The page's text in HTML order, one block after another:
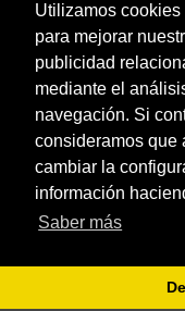
Utilizamos
para mejorar
publicidad
mediante el
navegación. Si
consideramos que
cambiar la
información
Saber más
CONTACTO
LEGAL
CATÁLOGO
MI CUENTA